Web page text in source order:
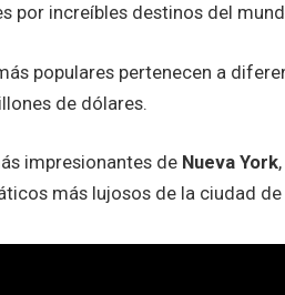
por increíbles destinos del
populares pertenecen a
de dólares.
impresionantes de Nueva York
más lujosos de la ciudad de